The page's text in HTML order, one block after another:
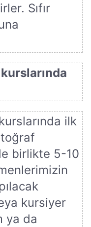
Sıfır
ilk
birlikte 5-10
kursiyer
ya da